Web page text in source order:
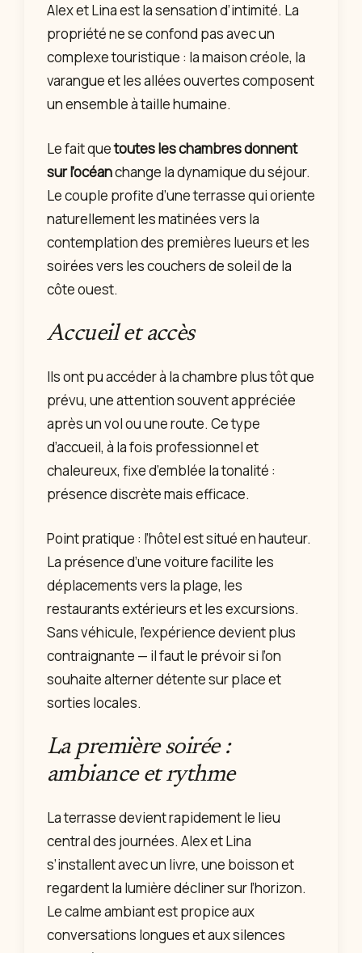
Alex et Lina est la sensation d’intimité. La
propriété ne se confond pas avec un
complexe touristique : la maison créole, la
varangue et les allées ouvertes composent
un ensemble à taille humaine.
Le fait quetoutes les chambres donnent
sur l’océanchange la dynamique du séjour.
Le couple profite d’une terrasse qui oriente
naturellement les matinées vers la
contemplation des premières lueurs et les
soirées vers les couchers de soleil de la
côte ouest.
Accueil et accès
Ils ont pu accéder à la chambre plus tôt que
prévu, une attention souvent appréciée
après un vol ou une route. Ce type
d’accueil, à la fois professionnel et
chaleureux, fixe d’emblée la tonalité :
présence discrète mais efficace.
Point pratique : l’hôtel est situé en hauteur.
La présence d’une voiture facilite les
déplacements vers la plage, les
restaurants extérieurs et les excursions.
Sans véhicule, l’expérience devient plus
contraignante — il faut le prévoir si l’on
souhaite alterner détente sur place et
sorties locales.
La première soirée :
ambiance et rythme
La terrasse devient rapidement le lieu
central des journées. Alex et Lina
s’installent avec un livre, une boisson et
regardent la lumière décliner sur l’horizon.
Le calme ambiant est propice aux
conversations longues et aux silences